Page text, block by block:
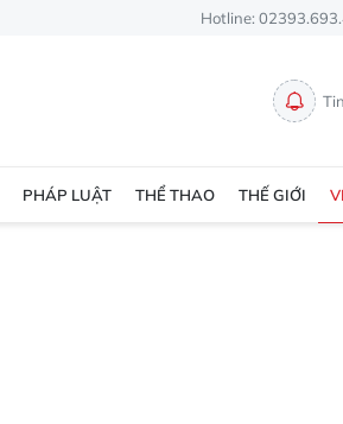
Hotline:
PHÁP LUẬT THỂ THAO THẾ GIỚI